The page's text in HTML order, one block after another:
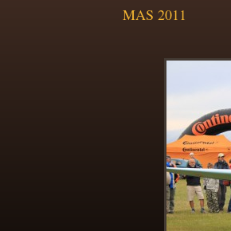
MAS 2011